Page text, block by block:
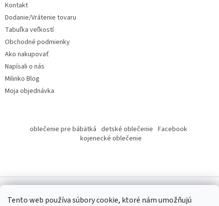
Tento web používa súbory cookie, ktoré nám umožňujú
Kontakt
Dodanie/Vrátenie tovaru
Tabuľka veľkostí
Obchodné podmienky
Ako nakupovať
Napísali o nás
Milinko Blog
Moja objednávka
oblečenie pre bábätká detské oblečenie Facebook
kojenecké oblečenie